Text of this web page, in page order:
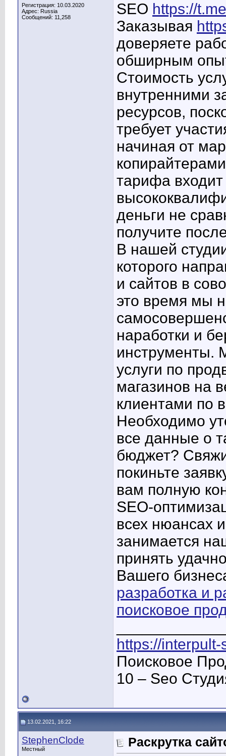
Регистрация: 10.03.2020
Адрес: Russia
Сообщений: 11,258
SEO https://
Заказывая
доверяете
обширным
Стоимость
внутренними
ресурсов,
требует
начиная от
тарифа входит
деньги не
получите
В нашей
которого
и сайтов в
это время мы
наработки и
инструменты.
услуги по
магазинов на
клиентами по
Необходимо
все данные о
бюджет?
покиньте
вам полную
SEO-
всех нюансах
занимается
принять
Вашего
разработка и
поисковое
https://
Поисковое
10 – Seo
13.02.2021, 16:22
StephenClode
Местный
Раскрутка